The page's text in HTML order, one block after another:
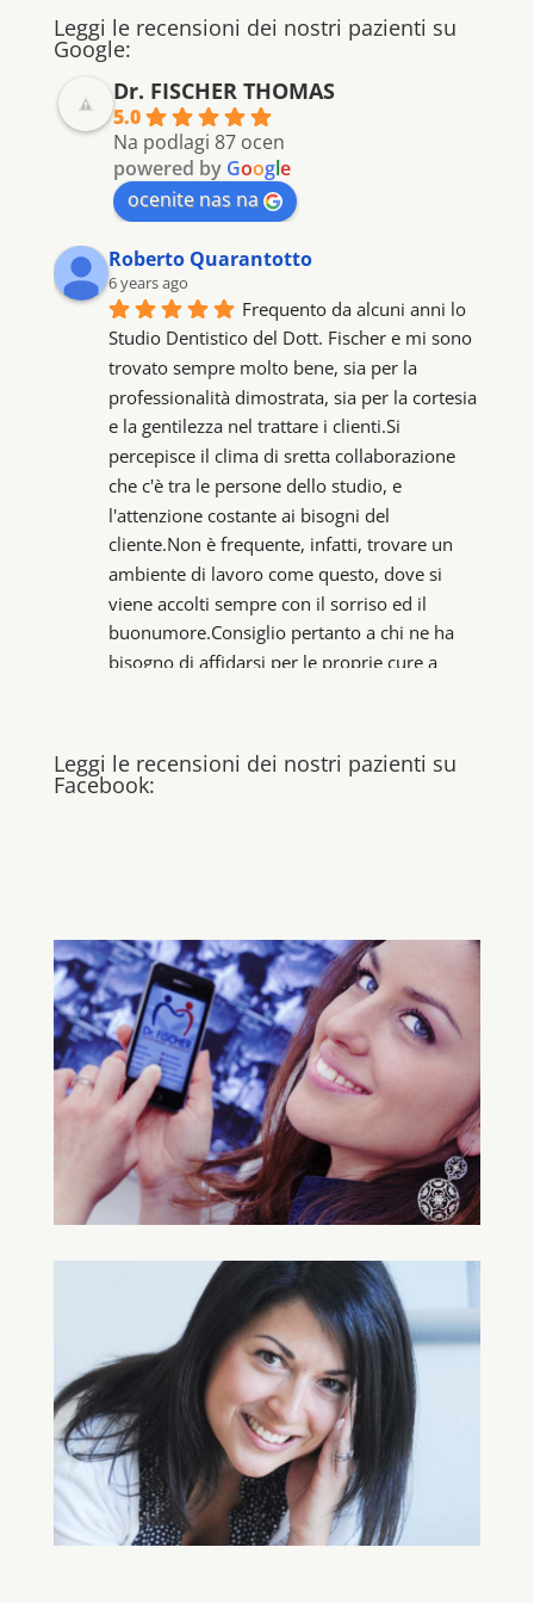
Leggi le recensioni dei nostri pazienti su
Google:
Dr. FISCHER THOMAS
5.0
Na podlagi 87 ocen
powered by Google
ocenite nas na
Roberto Quarantotto
6 years ago
Frequento da alcuni anni lo
Studio Dentistico del Dott. Fischer e mi sono
trovato sempre molto bene, sia per la
professionalità dimostrata, sia per la cortesia
e la gentilezza nel trattare i clienti.Si
percepisce il clima di sretta collaborazione
che c'è tra le persone dello studio, e
l'attenzione costante ai bisogni del
cliente.Non è frequente, infatti, trovare un
ambiente di lavoro come questo, dove si
viene accolti sempre con il sorriso ed il
buonumore.Consiglio pertanto a chi ne ha
bisogno di affidarsi per le proprie cure a
Giorgio Rossi
7 years ago
dubbio alcuno che la prima visita è stata
positiva e rilassante, superando ogni mia
aspettativa. Mi sono sentito subito a mio
agio, e questo merito va sicuramente alla
professionalità, competenza e cordialità sia
del Dr. Fischer che di  tutte le ragazze del
team dello studio.Lo studio è molto
accogliente,  curato nei particolari e la pulizia
regna in tutti gli ambienti. Alla professionalità
e alla spiccata competenza del Dr. Fischer e
metodologie aggiornate e strumentazioni
all'avanguardia quali Kinesiografo e
Assiografo elettronico, strumenti che,
attraverso la lettura dei grafici e la loro
interpretazione, hanno consentito di
analizzare e misurare tutta la dinamica
mandibolare sia nei movimenti ampi che
veloci, con la  precisione di pochi micro.
Questi sistemi elettronici hanno aiutato a
diagnosticare la mia patologia nei dettagli e a
Leggi le recensioni dei nostri pazienti su
Facebook: